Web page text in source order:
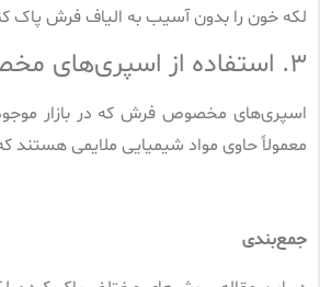
لکه خون را بدون آسیب به الیاف فرش پاک
۳. استفاده از اسپری‌های مخصوص فرش :
اسپری‌های مخصوص فرش که در بازار
معمولاً حاوی مواد شیمیایی ملایمی هستند
جمع‌بندی